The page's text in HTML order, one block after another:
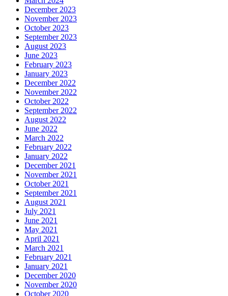
December 2023
November 2023
October 2023
September 2023
August 2023
June 2023
February 2023
January 2023
December 2022
November 2022
October 2022
September 2022
August 2022
June 2022
March 2022
February 2022
January 2022
December 2021
November 2021
October 2021
September 2021
August 2021
July 2021
June 2021
May 2021
April 2021
March 2021
February 2021
January 2021
December 2020
November 2020
October 2020